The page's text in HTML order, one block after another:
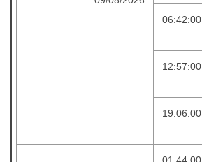
06:42:00
12:57:00
19:06:00